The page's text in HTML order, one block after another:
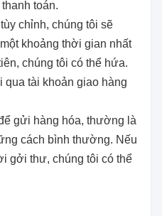
toán.
chỉnh, chúng tôi sẽ
khoảng thời gian nhất
chúng tôi có thể hứa.
qua tài khoản giao hàng
gửi hàng hóa, thường là
cách bình thường. Nếu
gởi thư, chúng tôi có thể